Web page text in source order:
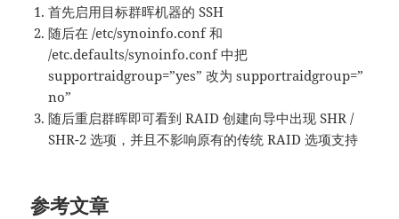
首先启用目标群晖机器的 SSH
随后在 /etc/synoinfo.conf 和
/etc.defaults/synoinfo.conf 中把
supportraidgroup=”yes” 改为 supportraidgroup=”
no”
随后重启群晖即可看到 RAID 创建向导中出现 SHR /
SHR-2 选项，并且不影响原有的传统 RAID 选项支持
参考文章